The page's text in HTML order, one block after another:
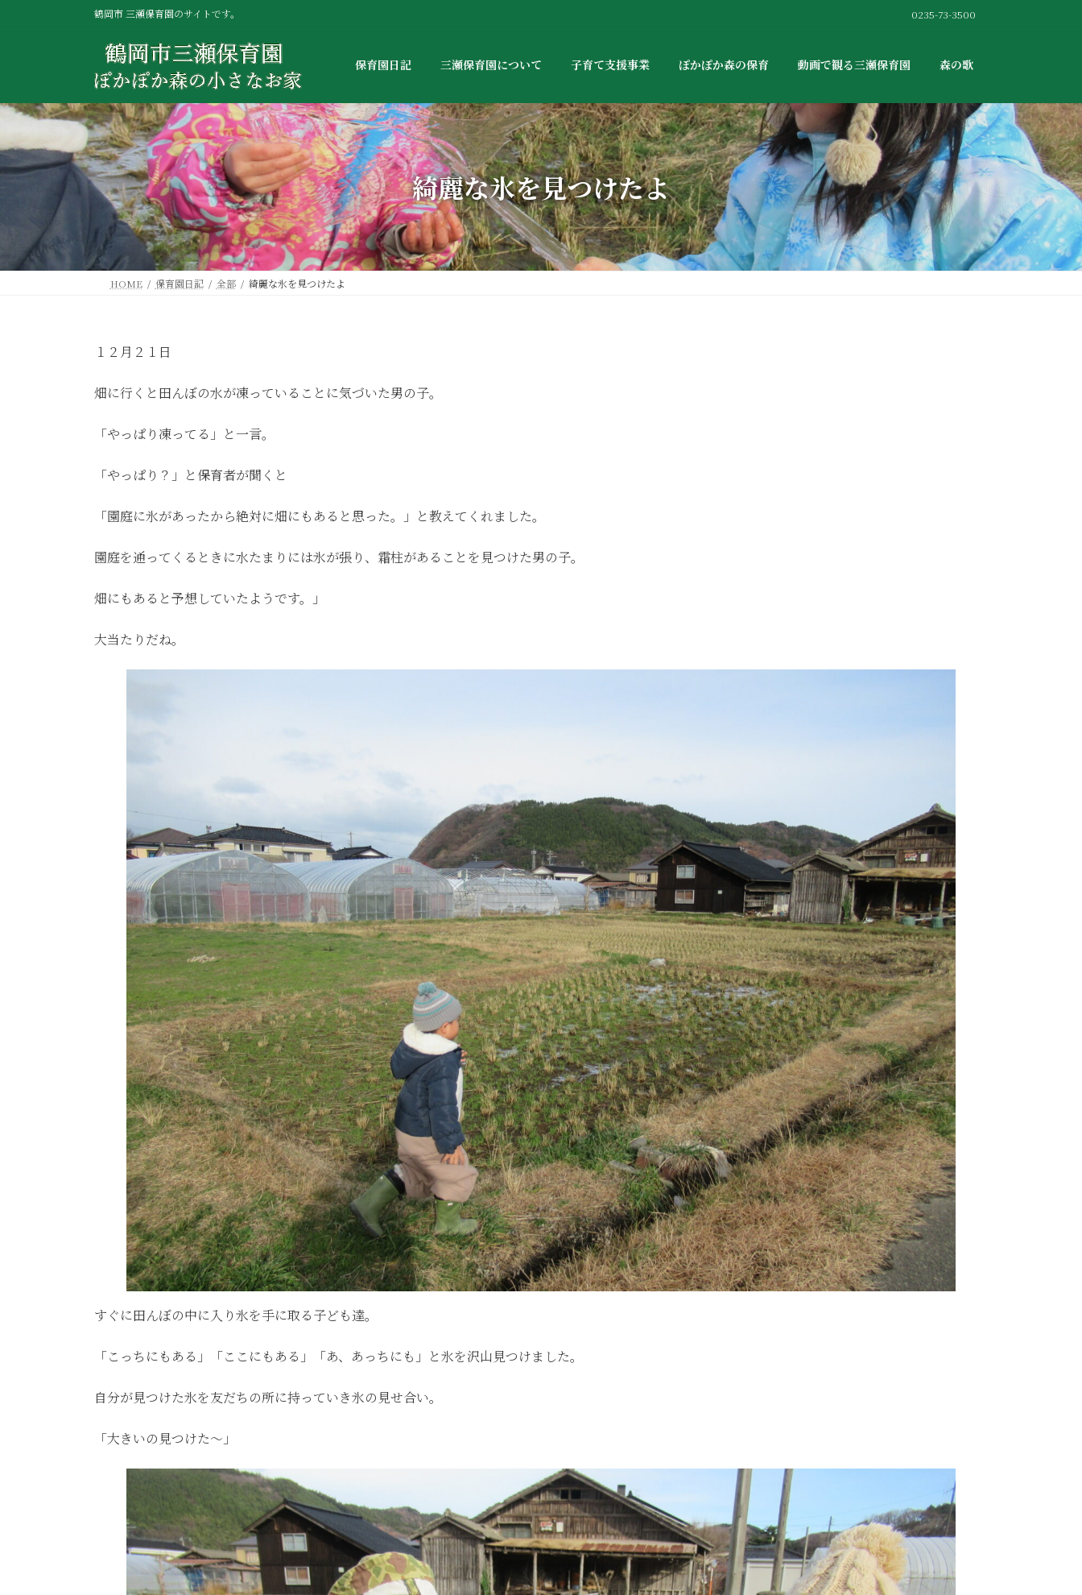
へ
キ
ッ
プ
ョ
に
移
動
鶴岡市 三瀬保育園のサイトです。 0235-73-3500
保育園日記 三瀬保育園について 子育て支援事業 ぽかぽか森の保育 動画で観る三瀬保育園 森の歌
綺麗な氷を見つけたよ
HOME 保育園日記 全部 綺麗な氷を見つけたよ
１２月２１日
畑に行くと田んぼの水が凍っていることに気づいた男の子。
「やっぱり凍ってる」と一言。
「やっぱり？」と保育者が聞くと
「園庭に氷があったから絶対に畑にもあると思った。」と教えてくれました。
園庭を通ってくるときに水たまりには氷が張り、霜柱があることを見つけた男の子。
畑にもあると予想していたようです。」
大当たりだね。
すぐに田んぼの中に入り氷を手に取る子ども達。
「こっちにもある」「ここにもある」「あ、あっちにも」と氷を沢山見つけました。
自分が見つけた氷を友だちの所に持っていき氷の見せ合い。
「大きいの見つけた～」